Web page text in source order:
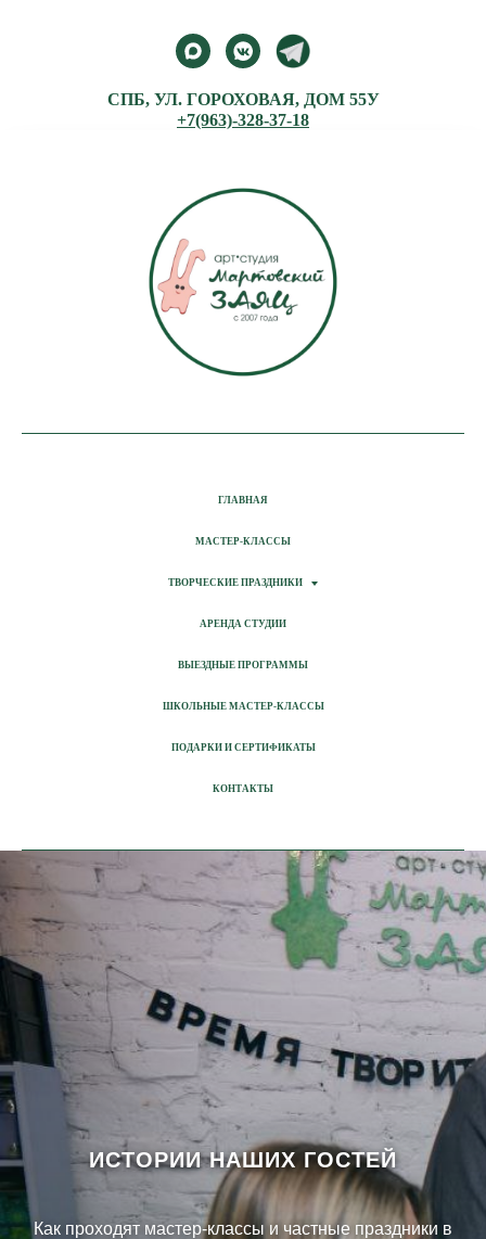
СПБ, УЛ. ГОРОХОВАЯ, ДОМ 55У
+7(963)-328-37-18
ГЛАВНАЯ
МАСТЕР-КЛАССЫ
ТВОРЧЕСКИЕ ПРАЗДНИКИ
АРЕНДА СТУДИИ
ВЫЕЗДНЫЕ ПРОГРАММЫ
ШКОЛЬНЫЕ МАСТЕР-КЛАССЫ
ПОДАРКИ И СЕРТИФИКАТЫ
КОНТАКТЫ
ИСТОРИИ НАШИХ ГОСТЕЙ
Как проходят мастер-классы и частные праздники в